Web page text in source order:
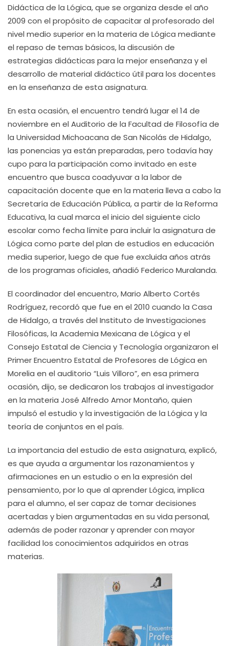
Didáctica de la Lógica, que se organiza desde el año
2009 con el propósito de capacitar al profesorado del
nivel medio superior en la materia de Lógica mediante
el repaso de temas básicos, la discusión de
estrategias didácticas para la mejor enseñanza y el
desarrollo de material didáctico útil para los docentes
en la enseñanza de esta asignatura.
En esta ocasión, el encuentro tendrá lugar el 14 de
noviembre en el Auditorio de la Facultad de Filosofía de
la Universidad Michoacana de San Nicolás de Hidalgo,
las ponencias ya están preparadas, pero todavía hay
cupo para la participación como invitado en este
encuentro que busca coadyuvar a la labor de
capacitación docente que en la materia lleva a cabo la
Secretaría de Educación Pública, a partir de la Reforma
Educativa, la cual marca el inicio del siguiente ciclo
escolar como fecha límite para incluir la asignatura de
Lógica como parte del plan de estudios en educación
media superior, luego de que fue excluida años atrás
de los programas oficiales, añadió Federico Muralanda.
El coordinador del encuentro, Mario Alberto Cortés
Rodríguez, recordó que fue en el 2010 cuando la Casa
de Hidalgo, a través del Instituto de Investigaciones
Filosóficas, la Academia Mexicana de Lógica y el
Consejo Estatal de Ciencia y Tecnología organizaron el
Primer Encuentro Estatal de Profesores de Lógica en
Morelia en el auditorio “Luis Villoro”, en esa primera
ocasión, dijo, se dedicaron los trabajos al investigador
en la materia José Alfredo Amor Montaño, quien
impulsó el estudio y la investigación de la Lógica y la
teoría de conjuntos en el país.
La importancia del estudio de esta asignatura, explicó,
es que ayuda a argumentar los razonamientos y
afirmaciones en un estudio o en la expresión del
pensamiento, por lo que al aprender Lógica, implica
para el alumno, el ser capaz de tomar decisiones
acertadas y bien argumentadas en su vida personal,
además de poder razonar y aprender con mayor
facilidad los conocimientos adquiridos en otras
materias.